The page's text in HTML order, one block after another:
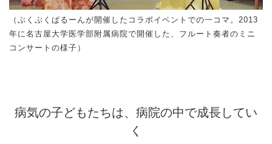
（ぷくぷくばるーんが開催したコラボイベントでの一コマ。2013
年に名古屋大学医学部附属病院で開催した、フルート奏者のミニ
コンサートの様子）
病気の子どもたちは、病院の中で成長してい
く